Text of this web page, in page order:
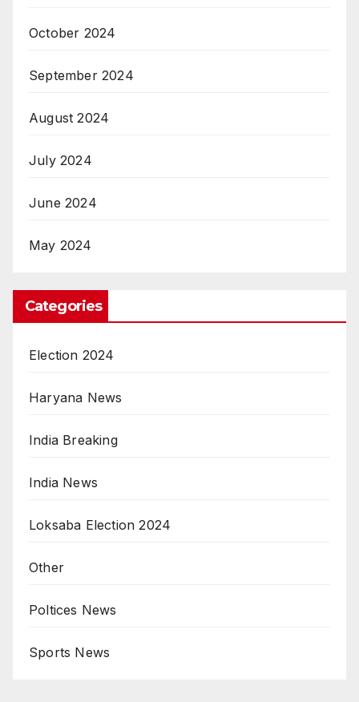
October 2024
September 2024
August 2024
July 2024
June 2024
May 2024
Categories
Election 2024
Haryana News
India Breaking
India News
Loksaba Election 2024
Other
Poltices News
Sports News